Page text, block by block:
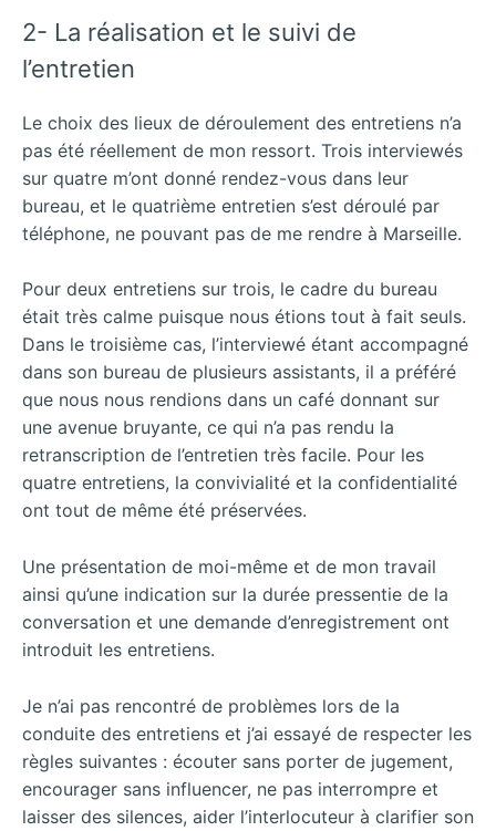
2- La réalisation et le suivi de
l’entretien
Le choix des lieux de déroulement des entretiens n’a
pas été réellement de mon ressort. Trois interviewés
sur quatre m’ont donné rendez-vous dans leur
bureau, et le quatrième entretien s’est déroulé par
téléphone, ne pouvant pas de me rendre à Marseille.
Pour deux entretiens sur trois, le cadre du bureau
était très calme puisque nous étions tout à fait seuls.
Dans le troisième cas, l’interviewé étant accompagné
dans son bureau de plusieurs assistants, il a préféré
que nous nous rendions dans un café donnant sur
une avenue bruyante, ce qui n’a pas rendu la
retranscription de l’entretien très facile. Pour les
quatre entretiens, la convivialité et la confidentialité
ont tout de même été préservées.
Une présentation de moi-même et de mon travail
ainsi qu’une indication sur la durée pressentie de la
conversation et une demande d’enregistrement ont
introduit les entretiens.
Je n’ai pas rencontré de problèmes lors de la
conduite des entretiens et j’ai essayé de respecter les
règles suivantes : écouter sans porter de jugement,
encourager sans influencer, ne pas interrompre et
laisser des silences, aider l’interlocuteur à clarifier son